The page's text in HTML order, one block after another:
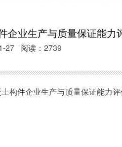
企业生产与质量保证能力
27 阅读：2739
构件企业生产与质量保证能力